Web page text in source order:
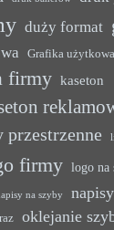
duży format
Grafika użytkowa
firmy kaseton
firmy logo na
na szyby
napisy
oklejanie